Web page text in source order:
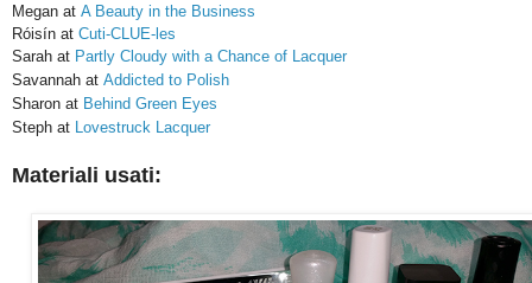
Megan at A Beauty in the Business
Róisín at Cuti-CLUE-les
Sarah at Partly Cloudy with a Chance of Lacquer
Savannah at Addicted to Polish
Sharon at Behind Green Eyes
Steph at Lovestruck Lacquer
Materiali usati: